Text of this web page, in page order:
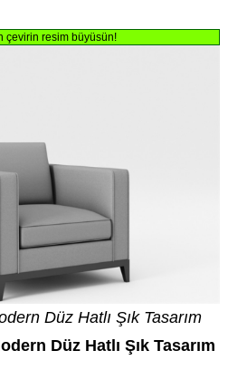
çevirin resim büyüsün!
Düz Hatlı Şık Tasarım
Düz Hatlı Şık Tasarım